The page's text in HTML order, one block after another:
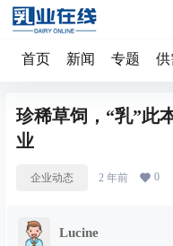
首页 新闻 专题 供
珍稀草饲，“乳”此
业
企业动态 2 年前 0
Lucine